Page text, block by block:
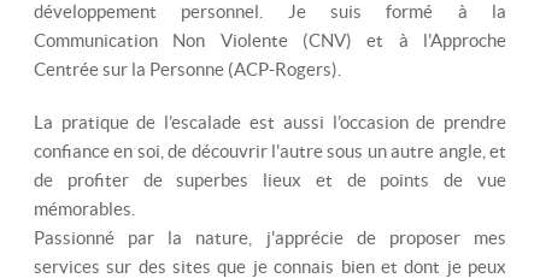
développement personnel. Je suis formé à la
Communication Non Violente (CNV) et à l'Approche
Centrée sur la Personne (ACP-Rogers).
La pratique de l’escalade est aussi l’occasion de prendre
confiance en soi, de découvrir l'autre sous un autre angle, et
de profiter de superbes lieux et de points de vue
mémorables.
Passionné par la nature, j'apprécie de proposer mes
services sur des sites que je connais bien et dont je peux